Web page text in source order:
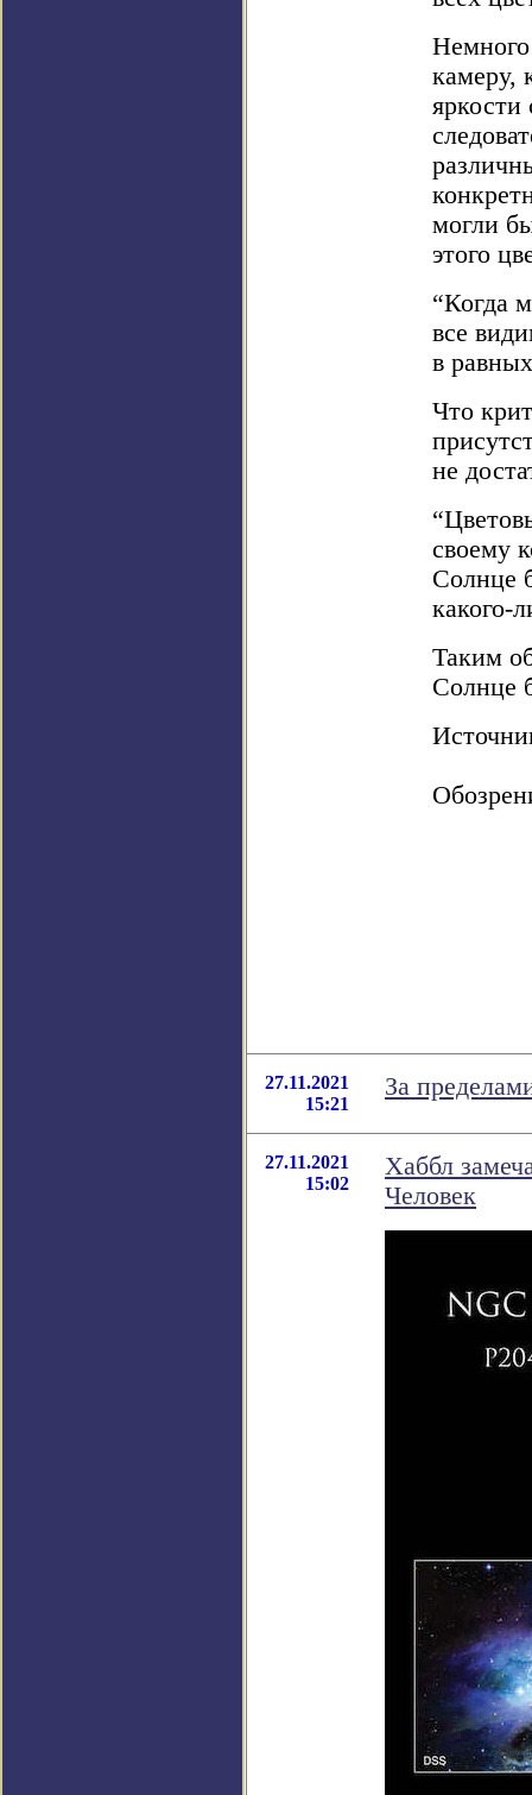
Немного
камеру,
яркости
могли
этого
“Когда
все
в
Что
не
своему
Солнце
какого-
Таким
Солнце
27.11.2021
15:21
За
27.11.2021
15:02
Хаббл
Человек